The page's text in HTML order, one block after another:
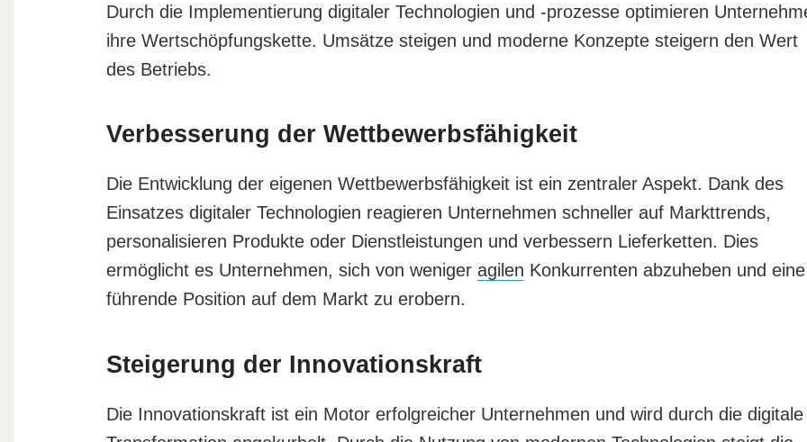
Durch die Implementierung digitaler Technologien und -prozesse optimieren
ihre Wertschöpfungskette. Umsätze steigen und moderne Konzepte steigern den Wert
des Betriebs.
Verbesserung der Wettbewerbsfähigkeit
Die Entwicklung der eigenen Wettbewerbsfähigkeit ist ein zentraler Aspekt. Dank des
Einsatzes digitaler Technologien reagieren Unternehmen schneller auf Markttrends,
personalisieren Produkte oder Dienstleistungen und verbessern Lieferketten. Dies
ermöglicht es Unternehmen, sich von weniger agilen Konkurrenten abzuheben und eine
führende Position auf dem Markt zu erobern.
Steigerung der Innovationskraft
Die Innovationskraft ist ein Motor erfolgreicher Unternehmen und wird durch die digitale